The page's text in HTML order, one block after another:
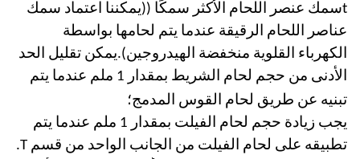
tسمك عنصر اللحام الأكثر سمكًا ((يمكننا اعتماد سمك
عناصر اللحام الرقيقة عندما يتم لحامها بواسطة
الكهرباء القلوية منخفضة الهيدروجين).يمكن تقليل الحد
الأدنى من حجم لحام الشريط بمقدار 1 ملم عندما يتم
تبنيه عن طريق لحام القوس المدمج؛
يجب زيادة حجم لحام الفيلت بمقدار 1 ملم عندما يتم
تطبيقه على لحام الفيلت من الجانب الواحد من قسم T.